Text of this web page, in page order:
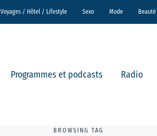
Voyages / Hôtel / Lifestyle Sexo Mode Beauté
Programmes et podcasts Radio
BROWSING TAG